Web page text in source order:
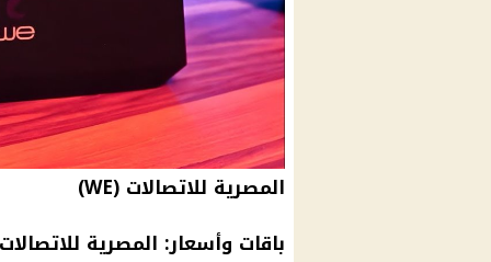
المصرية للاتصالات (WE)
باقات وأسعار: المصرية للاتصالات